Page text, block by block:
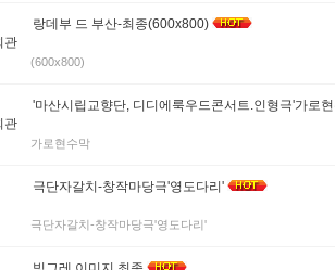
관
랑데부 드 부산-최종(600x800)
(600x800)
관
'마산시립교향단, 디디에룩우드콘서트.인형극'가로
가로현수막
극단자갈치-창작마당극'영도다리'
극단자갈치-창작마당극'영도다리'